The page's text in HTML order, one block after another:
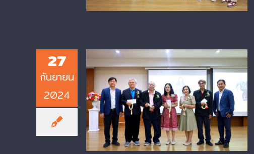
27
กันยายน
2024
KMUTNB CIT Hosts 2024
Retirement Ceremony, “Bound
by Love and Connection”